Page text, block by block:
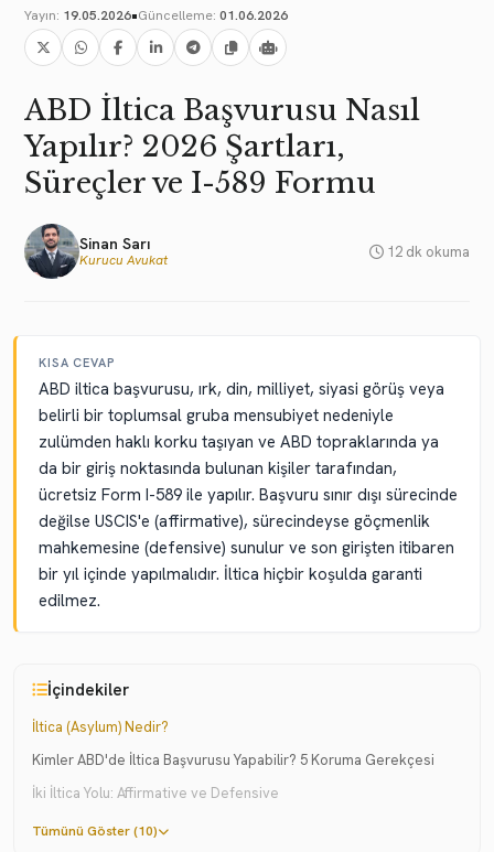
Yayın: 19.05.2026•Güncelleme: 01.06.2026
ABD İltica Başvurusu Nasıl
Yapılır? 2026 Şartları,
Süreçler ve I-589 Formu
Sinan Sarı
Kurucu Avukat 12 dk okuma
KISA CEVAP
ABD iltica başvurusu, ırk, din, milliyet, siyasi görüş veya
belirli bir toplumsal gruba mensubiyet nedeniyle
zulümden haklı korku taşıyan ve ABD topraklarında ya
da bir giriş noktasında bulunan kişiler tarafından,
ücretsiz Form I-589 ile yapılır. Başvuru sınır dışı sürecinde
değilse USCIS'e (affirmative), sürecindeyse göçmenlik
mahkemesine (defensive) sunulur ve son girişten itibaren
bir yıl içinde yapılmalıdır. İltica hiçbir koşulda garanti
edilmez.
İçindekiler
İltica (Asylum) Nedir?
Kimler ABD'de İltica Başvurusu Yapabilir? 5 Koruma Gerekçesi
İki İltica Yolu: Affirmative ve Defensive
Tümünü Göster (10)